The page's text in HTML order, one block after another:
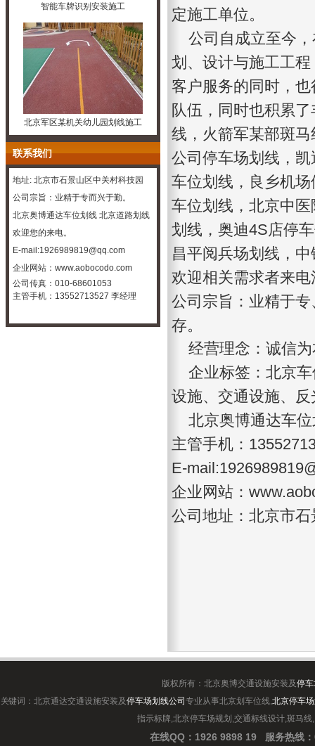
智能车牌识别安装施工
北京军区某机关幼儿园划线施工
联系我们
地址: 北京市石景山区中关村科技园
公司宗旨：业精于专而兴于勤。
北京奥博通达车位划线 北京道路划线
欢迎您的来电。
E-mail:1926989819@qq.com
企业 网站： www.aobocodo.com
公司传真：010-68601053
主管手机：13552713527 李经理
定施工单位。
公司自成立至今，
划、设计与施工工
客户服务的同时，
队伍，同时也积累
线，火箭军某部斑
公司停车场划线，
车位划线，良乡机
车位划线，北京中
划线，奥迪4S店停
昌平阅兵场划线，
欢迎相关需求者来电
公司宗旨：业精于
存。
经营理念：诚信为
企业标签： 北京
设施、交通设施、
北京奥博通达车
主管手机：
E-
企业网站：
公司地址：北京市
版权所有：北京奥博交通设施安装及停
关键词：北京通达交通设施安装及停车场划线公司专业从事北京划车位线,北京停车
指示标牌,北京停车场规划,交通标线设计,斑马
在线QQ：1926 9898 19 服务热线